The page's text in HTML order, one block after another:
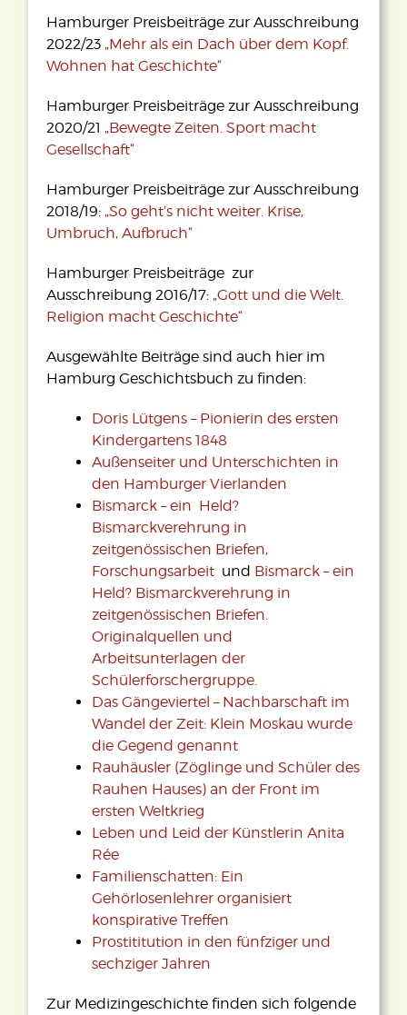
Hamburger Preisbeiträge zur Ausschreibung
2022/23 „Mehr als ein Dach über dem Kopf.
Wohnen hat Geschichte“
Hamburger Preisbeiträge zur Ausschreibung
2020/21 „Bewegte Zeiten. Sport macht
Gesellschaft“
Hamburger Preisbeiträge zur Ausschreibung
2018/19: „So geht’s nicht weiter. Krise,
Umbruch, Aufbruch“
Hamburger Preisbeiträge zur
Ausschreibung 2016/17: „Gott und die Welt.
Religion macht Geschichte“
Ausgewählte Beiträge sind auch hier im
Hamburg Geschichtsbuch zu finden:
Doris Lütgens – Pionierin des ersten
Kindergartens 1848
Außenseiter und Unterschichten in
den Hamburger Vierlanden
Bismarck – ein Held?
Bismarckverehrung in
zeitgenössischen Briefen,
Forschungsarbeit und Bismarck – ein
Held? Bismarckverehrung in
zeitgenössischen Briefen.
Originalquellen und
Arbeitsunterlagen der
Schülerforschergruppe.
Das Gängeviertel – Nachbarschaft im
Wandel der Zeit: Klein Moskau wurde
die Gegend genannt
Rauhäusler (Zöglinge und Schüler des
Rauhen Hauses) an der Front im
ersten Weltkrieg
Leben und Leid der Künstlerin Anita
Rée
Familienschatten: Ein
Gehörlosenlehrer organisiert
konspirative Treffen
Prostititution in den fünfziger und
sechziger Jahren
Zur Medizingeschichte finden sich folgende